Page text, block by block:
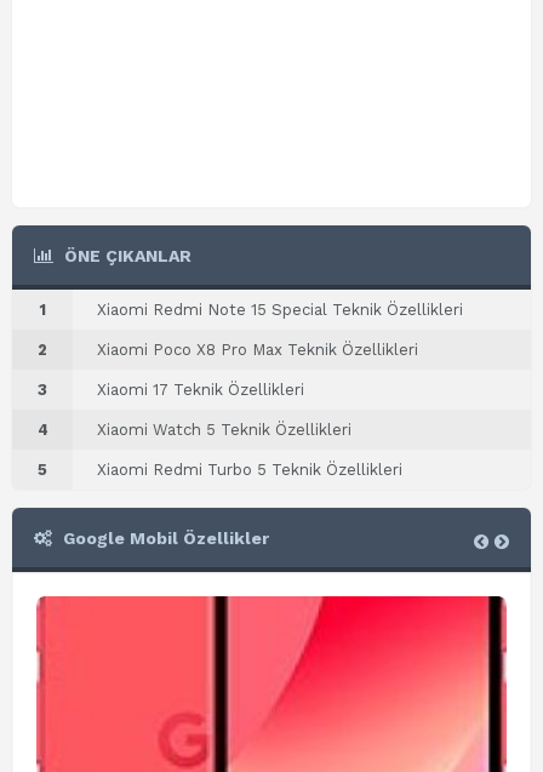
ÖNE ÇIKANLAR
1 Xiaomi Redmi Note 15 Special Teknik Özellikleri
2 Xiaomi Poco X8 Pro Max Teknik Özellikleri
3 Xiaomi 17 Teknik Özellikleri
4 Xiaomi Watch 5 Teknik Özellikleri
5 Xiaomi Redmi Turbo 5 Teknik Özellikleri
Google Mobil Özellikler